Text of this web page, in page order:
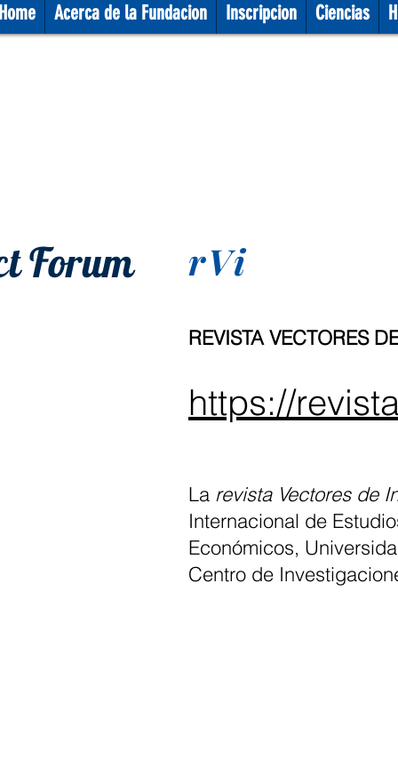
Acerca de la Fundacion Inscripcion Ciencias
Forum rVi
REVISTA VECTORES
https://
La revista Vectores de
Internacional de
Económicos,
Centro de